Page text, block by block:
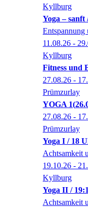
Kyllburg
Yoga –
Entspannung
11.08.26 -
Kyllburg
Fitness und
27.08.26 -
Prümzurlay
YOGA 1
27.08.26 -
Prümzurlay
Yoga I / 18
Achtsamkeit
19.10.26 -
Kyllburg
Yoga II /
Achtsamkeit